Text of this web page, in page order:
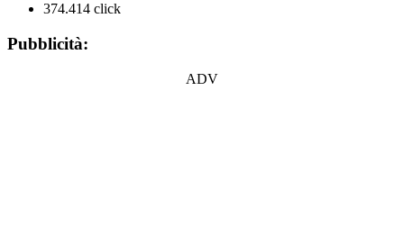
374.414 click
Pubblicità:
ADV